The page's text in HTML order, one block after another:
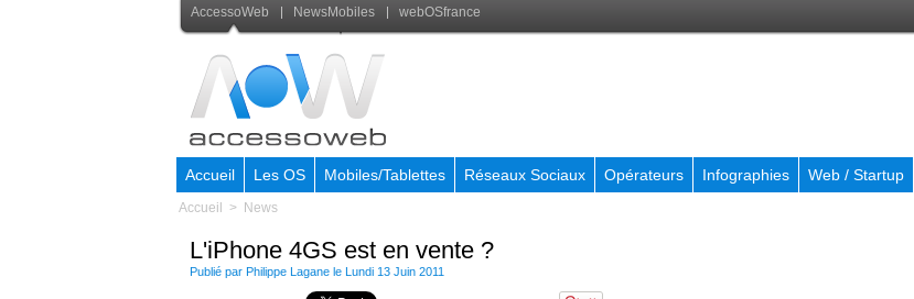
AccessoWeb NewsMobiles webOSfrance
Accueil Les OS Mobiles/Tablettes Réseaux Sociaux Opérateurs Infographies Web / Startup
Accueil > News
L'iPhone 4GS est en vente ?
Publié par Philippe Lagane le Lundi 13 Juin 2011